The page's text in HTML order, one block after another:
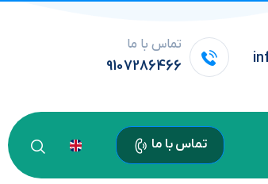
تماس با ما
9107286466
تماس با ما